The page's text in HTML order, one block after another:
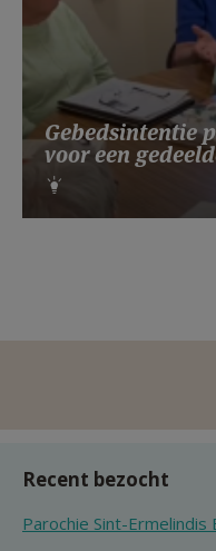
Gebedsintentie
voor een
Recent bezocht
Parochie Sint-Ermelindis